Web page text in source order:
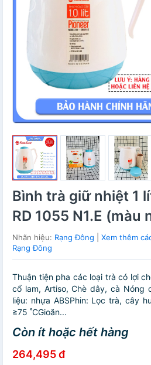
Bình trà giữ nhiệt 1
RD 1055 N1.E (màu
Nhãn hiệu: Rạng Đông
Xem thêm
Rạng Đông
Thuận tiện pha các loại trà có lợi
cổ lam, Artiso, Chè dây, cà Nóng
liệu: nhựa ABSPhin: Lọc trà, cây
≥75 ˚CGioăn...
Còn ít hoặc hết hàng
264,495 đ